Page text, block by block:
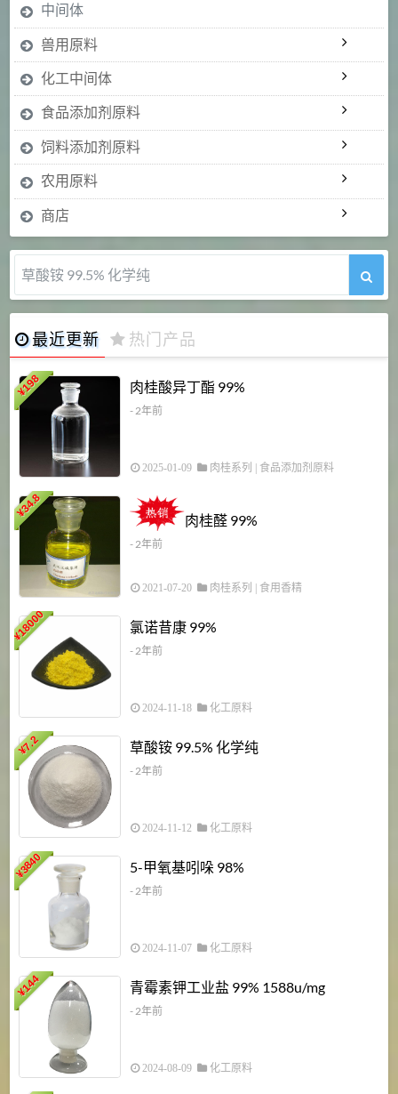
中间体
兽用原料
化工中间体
食品添加剂原料
饲料添加剂原料
农用原料
商店
草酸铵 99.5% 化学纯
最近更新 热门产品
¥
198 肉桂酸异丁酯 99%
- 2年前
2025-01-09 肉桂系列 食品添加剂原料
¥
34.8
肉桂醛 99%
- 2年前
2021-07-20 肉桂系列 食用香精
¥
18000 氯诺昔康 99%
- 2年前
2024-11-18 化工原料
¥
7.2 草酸铵 99.5% 化学纯
- 2年前
2024-11-12 化工原料
¥
3840 5-甲氧基吲哚 98%
- 2年前
2024-11-07 化工原料
¥
144 青霉素钾工业盐 99% 1588u/mg
- 2年前
2024-08-09 化工原料